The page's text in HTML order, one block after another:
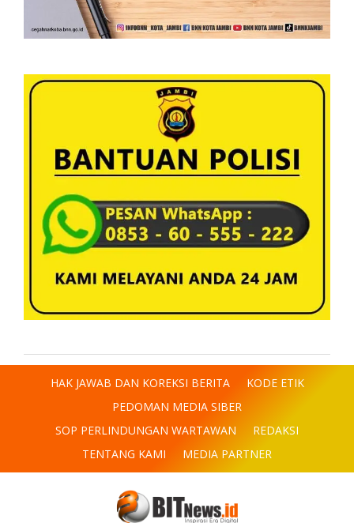
HAK JAWAB DAN KOREKSI BERITA
KODE ETIK
PEDOMAN MEDIA SIBER
SOP PERLINDUNGAN WARTAWAN
REDAKSI
TENTANG KAMI
MEDIA PARTNER